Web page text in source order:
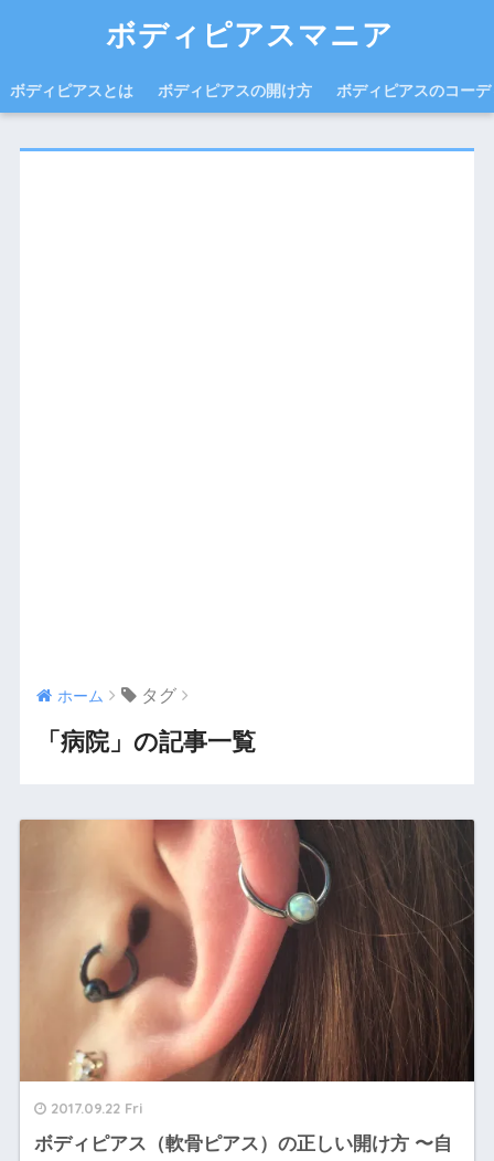
ボディピアスマニア
ボディピアスとは ボディピアスの開け方 ボディピアスのコー
ホーム タグ
「病院」の記事一覧
2017.09.22 Fri
ボディピアス（軟骨ピアス）の正しい開け方 〜自